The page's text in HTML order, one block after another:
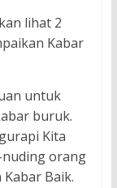
lihat 2
Kabar
untuk
buruk.
Kita
orang
Baik.